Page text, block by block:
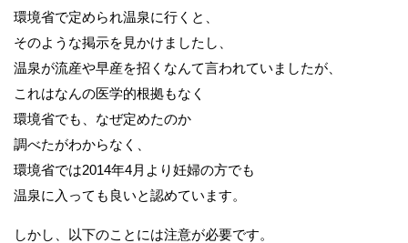
環境省で定められ温泉に行くと、
そのような掲示を見かけましたし、
温泉が流産や早産を招くなんて言われていましたが、
これはなんの医学的根拠もなく
環境省でも、なぜ定めたのか
調べたがわからなく、
環境省では2014年4月より妊婦の方でも
温泉に入っても良いと認めています。
しかし、以下のことには注意が必要です。